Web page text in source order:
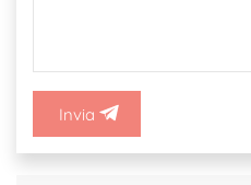
Invia